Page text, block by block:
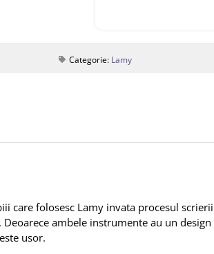
Categorie: Lamy
care folosesc Lamy invata procesul
ambele instrumente au un
usor.